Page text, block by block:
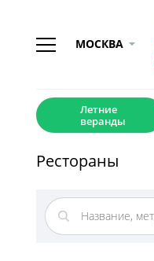
МОСКВА
Летние
веранды
Рестораны